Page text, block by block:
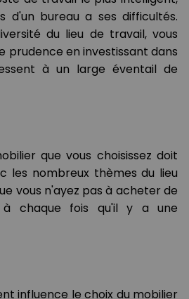
d'un bureau a ses difficultés.
du lieu de travail, vous
prudence en investissant dans
à un large éventail de
que vous choisissez doit
les nombreux thèmes du lieu
vous n'ayez pas à acheter de
à chaque fois qu'il y a une
influence le choix du mobilier